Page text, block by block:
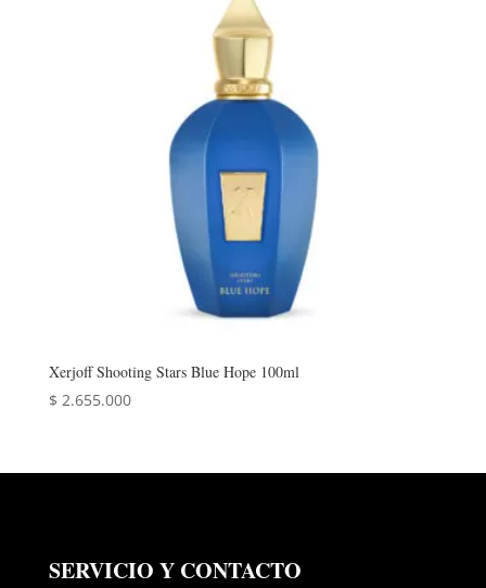
Xerjoff Shooting Stars Blue Hope 100ml
$ 2.655.000
SERVICIO Y CONTACTO